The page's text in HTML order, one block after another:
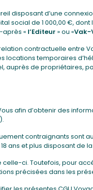
disposant d’une
social de 1 000,00 €,
après « l’Editeur » ou «Vak-
contractuelle entre
locations temporaires
auprès de propriétaires,
afin d’obtenir des
contraignants sont
ans et plus disposant de
ci. Toutefois, pour
précisées dans les